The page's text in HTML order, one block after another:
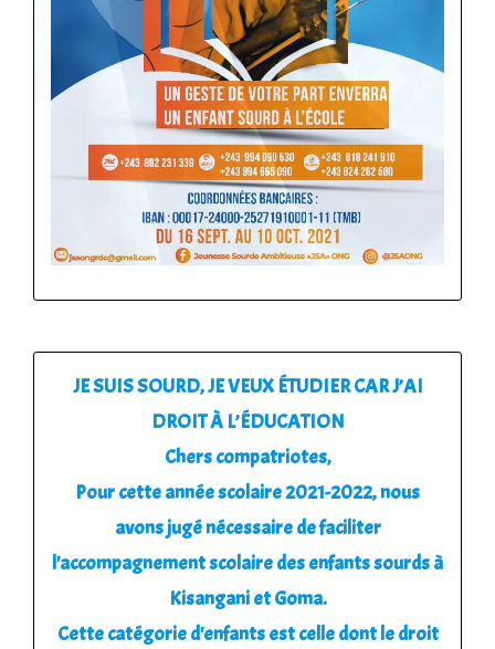
JE SUIS SOURD, JE VEUX ÉTUDIER CAR J’AI
DROIT À L’ÉDUCATION
Chers compatriotes,
Pour cette année scolaire 2021-2022, nous
avons jugé nécessaire de faciliter
l'accompagnement scolaire des enfants sourds à
Kisangani et Goma.
Cette catégorie d'enfants est celle dont le droit